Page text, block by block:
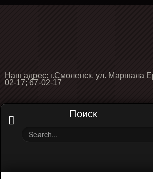
Наш адрес: г.Смоленск, ул. Маршала
02-17; 67-02-17
Поиск